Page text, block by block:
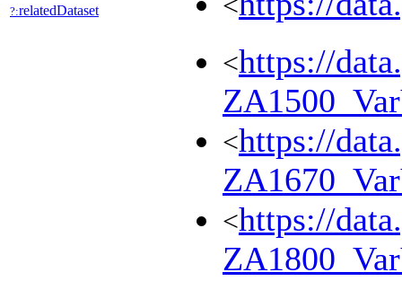
?:relatedDataset
<https://
<https://
<https://